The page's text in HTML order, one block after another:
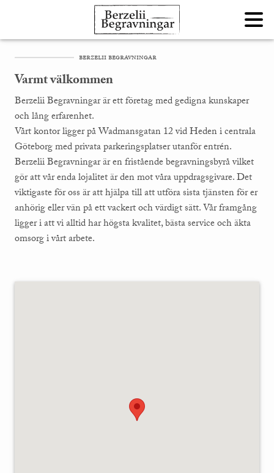
berzelii begravningar
Varmt välkommen
Berzelii Begravningar är ett företag med gedigna kunskaper
och lång erfarenhet.
Vårt kontor ligger på Wadmansgatan 12 vid Heden i centrala
Göteborg med privata parkeringsplatser utanför entrén.
Berzelii Begravningar är en fristående begravningsbyrå vilket
gör att vår enda lojalitet är den mot våra uppdragsgivare. Det
viktigaste för oss är att hjälpa till att utföra sista tjänsten för er
anhörig eller vän på ett vackert och värdigt sätt. Vår framgång
ligger i att vi alltid har högsta kvalitet, bästa service och äkta
omsorg i vårt arbete.